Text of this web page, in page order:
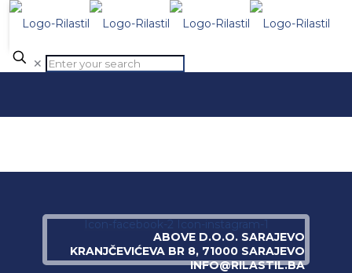
✕
Icon-facebook-2 Icon-instagram-1
ABOVE D.O.O. SARAJEVO
KRANJČEVIĆEVA BR 8, 71000 SARAJEVO
INFO@RILASTIL.BA